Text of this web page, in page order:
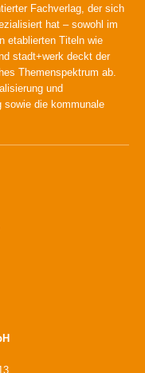
Fachverlag, der sich
hat – sowohl im
etablierten Titeln wie
stadt+werk deckt der
Themenspektrum ab.
und
sowie die kommunale